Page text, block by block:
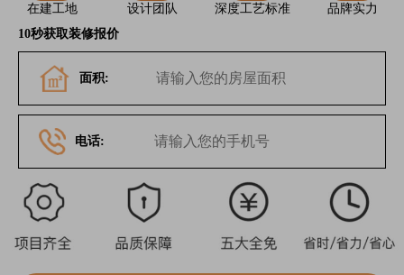
在建工地 设计团队 深度工艺标准
品牌实力
10秒获取装修报价
面积:
电话: